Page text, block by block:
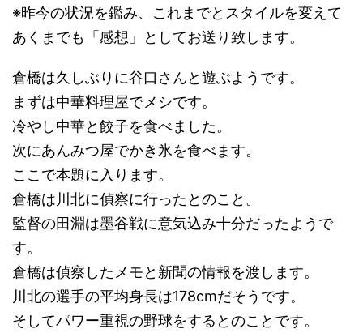
※昨今の状況を鑑み、これまでとスタイルを変えて
あくまでも「感想」としてお送り致します。
倉橋は久しぶりに谷口さんと遊ぶようです。
まずは中華料理屋でメシです。
冷やし中華と餃子を食べました。
次にあんみつ屋でかき氷を食べます。
ここで本題に入ります。
倉橋は川北に偵察に行ったとのこと。
監督の田淵は墨谷戦に意気込み十分だったようで
す。
倉橋は偵察したメモと新聞の情報を渡します。
川北の選手の平均身長は178cmだそうです。
そしてパワー重視の野球をするとのことです。